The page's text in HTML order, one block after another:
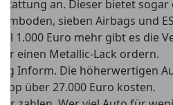
an. Dieser bietet
sieben Airbags und
1.000 Euro mehr gibt es die
einen Metallic-Lack ordern.
Inform. Die höherwertigen
über 27.000 Euro kosten.